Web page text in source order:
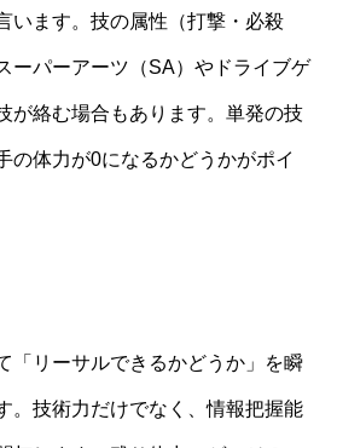
います。技の属性（打撃・必殺
ーパーアーツ（SA）やドライブゲ
が絡む場合もあります。単発の技
の体力が0になるかどうかがポイ
「リーサルできるかどうか」を瞬
。技術力だけでなく、情報把握能